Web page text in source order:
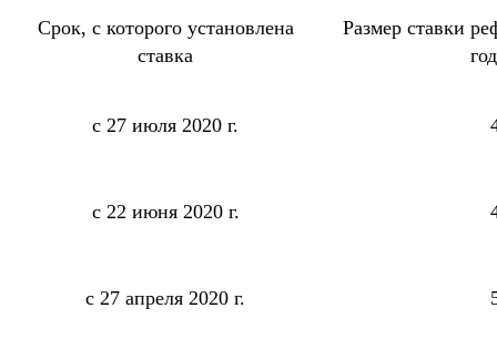
Срок, с которого установлена
ставка
Размер ставки
с 27 июля 2020 г.
с 22 июня 2020 г.
с 27 апреля 2020 г.